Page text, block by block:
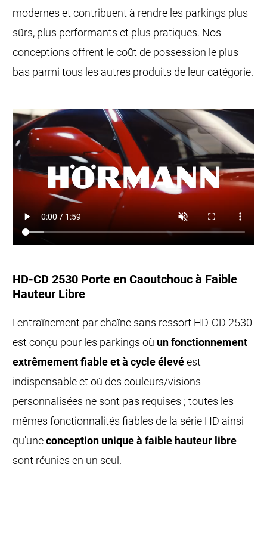
modernes et contribuent à rendre les parkings plus
sûrs, plus performants et plus pratiques. Nos
conceptions offrent le coût de possession le plus
bas parmi tous les autres produits de leur catégorie.
HD-CD 2530 Porte en Caoutchouc à Faible
Hauteur Libre
L'entraînement par chaîne sans ressort HD-CD 2530
est conçu pour les parkings où un fonctionnement
extrêmement fiable et à cycle élevéest
indispensable et où des couleurs/visions
personnalisées ne sont pas requises ; toutes les
mêmes fonctionnalités fiables de la série HD ainsi
qu'uneconception unique à faible hauteur libre
sont réunies en un seul.